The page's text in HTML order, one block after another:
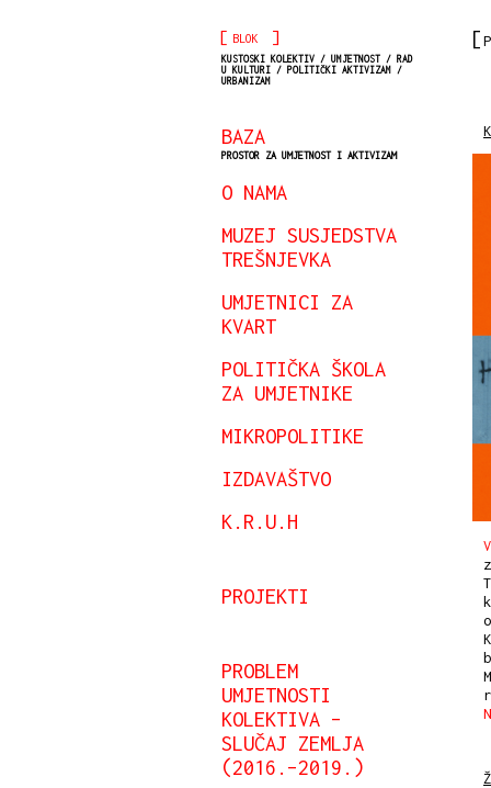
[ BLOK ]
KUSTOSKI KOLEKTIV / UMJETNOST / RAD
U KULTURI / POLITIČKI AKTIVIZAM /
URBANIZAM
BAZA
PROSTOR ZA UMJETNOST I AKTIVIZAM
O NAMA
MUZEJ SUSJEDSTVA
TREŠNJEVKA
UMJETNICI ZA
KVART
POLITIČKA ŠKOLA
ZA UMJETNIKE
MIKROPOLITIKE
IZDAVAŠTVO
K.R.U.H
PROJEKTI
PROBLEM
UMJETNOSTI
KOLEKTIVA –
SLUČAJ ZEMLJA
(2016.–2019.)